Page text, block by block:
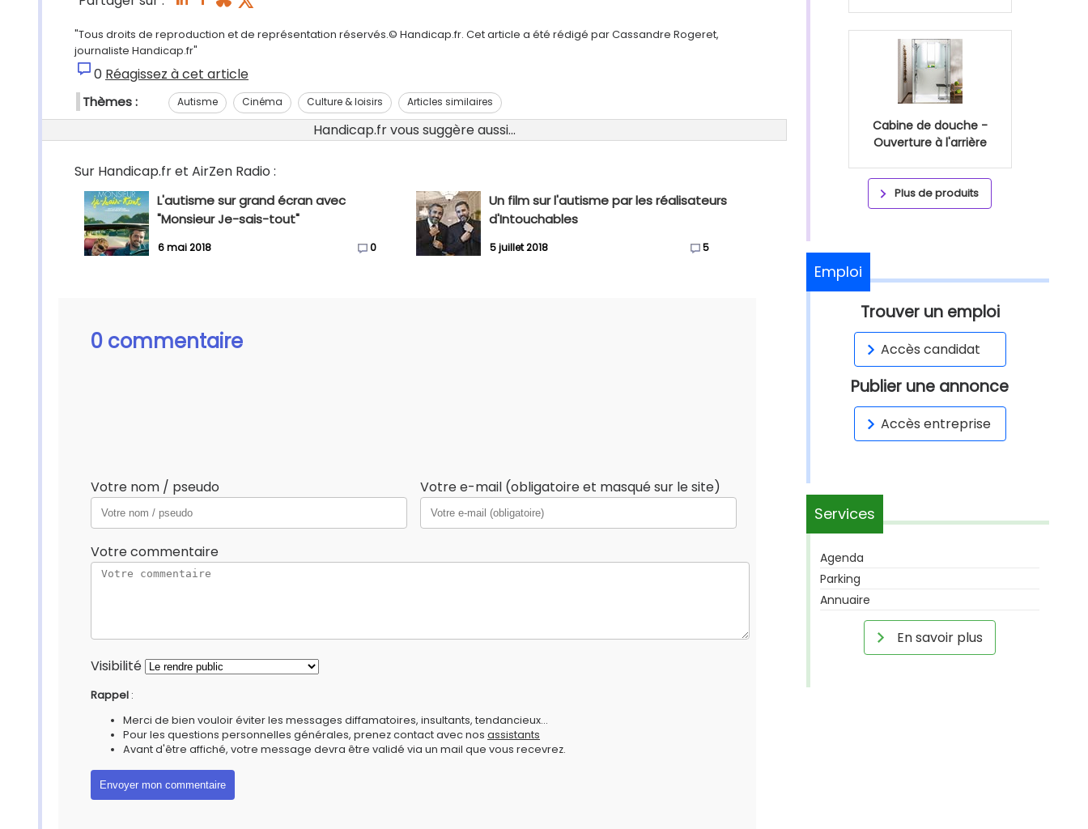
"Tous droits de reproduction et de représentation réservés.© Handicap.fr. Cet article a été rédigé par Cassandre Rogeret,
journaliste Handicap.fr"
0 Réagissez à cet article
Thèmes : Autisme Cinéma Culture & loisirs Articles similaires
Handicap.fr vous suggère aussi...
Sur Handicap.fr et AirZen Radio :
L'autisme sur grand écran avec
"Monsieur Je-sais-tout"
6 mai 2018 0
Un film sur l'autisme par les réalisateurs
d'Intouchables
5 juillet 2018 5
0 commentaire
Votre nom / pseudo Votre e-mail (obligatoire et masqué sur le site)
Votre commentaire
Visibilité
Rappel :
Merci de bien vouloir éviter les messages diffamatoires, insultants, tendancieux...
Pour les questions personnelles générales, prenez contact avec nos assistants
Avant d'être affiché, votre message devra être validé via un mail que vous recevrez.
Cabine de douche -
Ouverture à l'arrière
Plus de produits
Emploi
Trouver un emploi
Accès candidat
Publier une annonce
Accès entreprise
Services
Agenda
Parking
Annuaire
En savoir plus